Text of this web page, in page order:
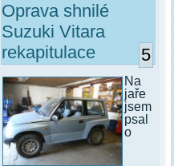
Oprava shnilé
Suzuki Vitara
rekapitulace
5
Na
jaře
jsem
psal
o